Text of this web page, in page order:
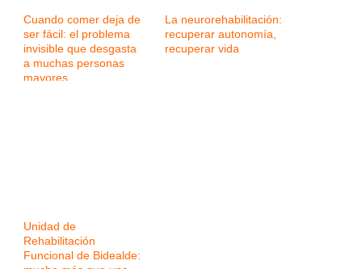
Cuando comer deja de
ser fácil: el problema
invisible que desgasta
a muchas personas
mayores
La neurorehabilitación:
recuperar autonomía,
recuperar vida
Unidad de
Rehabilitación
Funcional de Bidealde: